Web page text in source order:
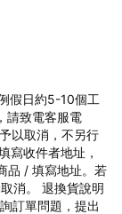
假日約5-10個工
請致電客服電
以取消，不另行
寫收件者地址，
品 / 填寫地址。若
消。 退換貨說明
訂單問題，提出